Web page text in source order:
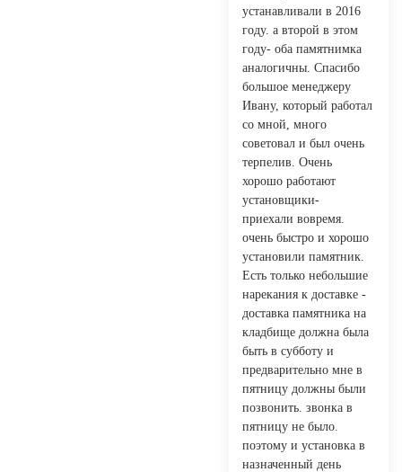
устанавливали в 2016
году. а второй в этом
году- оба памятнимка
аналогичны. Спасибо
большое менеджеру
Ивану, который работал
со мной, много
советовал и был очень
терпелив. Очень
хорошо работают
установщики-
приехали вовремя.
очень быстро и хорошо
установили памятник.
Есть только небольшие
нарекания к доставке -
доставка памятника на
кладбище должна была
быть в субботу и
предварительно мне в
пятницу должны были
позвонить. звонка в
пятницу не было.
поэтому и установка в
назначенный день